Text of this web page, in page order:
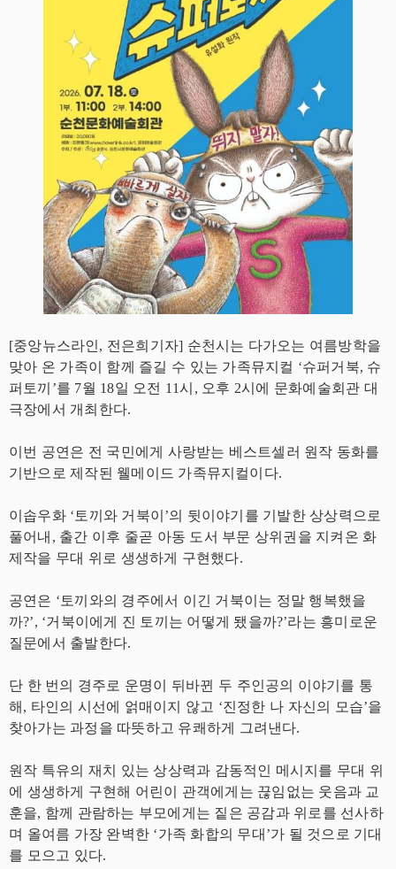
[중앙뉴스라인, 전은희기자] 순천시는 다가오는 여름방학을
맞아 온 가족이 함께 즐길 수 있는 가족뮤지컬 ‘슈퍼거북, 슈
퍼토끼’를 7월 18일 오전 11시, 오후 2시에 문화예술회관 대
극장에서 개최한다.
이번 공연은 전 국민에게 사랑받는 베스트셀러 원작 동화를
기반으로 제작된 웰메이드 가족뮤지컬이다.
이솝우화 ‘토끼와 거북이’의 뒷이야기를 기발한 상상력으로
풀어내, 출간 이후 줄곧 아동 도서 부문 상위권을 지켜온 화
제작을 무대 위로 생생하게 구현했다.
공연은 ‘토끼와의 경주에서 이긴 거북이는 정말 행복했을
까?’, ‘거북이에게 진 토끼는 어떻게 됐을까?’라는 흥미로운
질문에서 출발한다.
단 한 번의 경주로 운명이 뒤바뀐 두 주인공의 이야기를 통
해, 타인의 시선에 얽매이지 않고 ‘진정한 나 자신의 모습’을
찾아가는 과정을 따뜻하고 유쾌하게 그려낸다.
원작 특유의 재치 있는 상상력과 감동적인 메시지를 무대 위
에 생생하게 구현해 어린이 관객에게는 끊임없는 웃음과 교
훈을, 함께 관람하는 부모에게는 짙은 공감과 위로를 선사하
며 올여름 가장 완벽한 ‘가족 화합의 무대’가 될 것으로 기대
를 모으고 있다.